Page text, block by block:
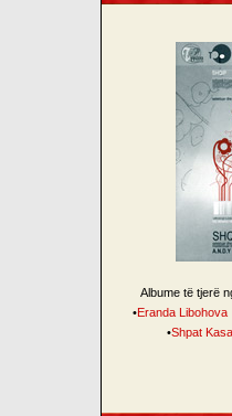
Albume të tjerë
•Eranda Libohova
•Shpat